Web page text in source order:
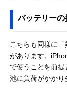
バッテリーの
こちらも同様に
があります。
で使うことを前
池に負荷がかかり